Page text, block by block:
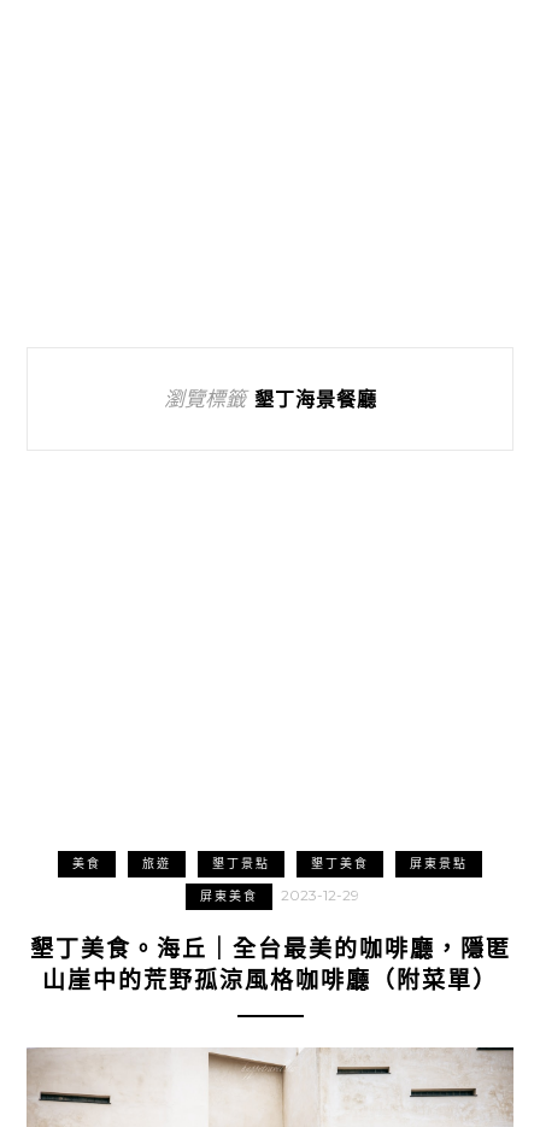
瀏覽標籤 墾丁海景餐廳
美食 旅遊 墾丁景點 墾丁美食 屏東景點
屏東美食 2023-12-29
墾丁美食。海丘｜全台最美的咖啡廳，隱匿
山崖中的荒野孤涼風格咖啡廳（附菜單）